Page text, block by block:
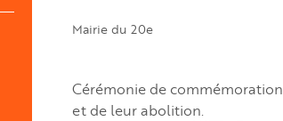
Mairie du 20e
Cérémonie de
et de leur abolition.